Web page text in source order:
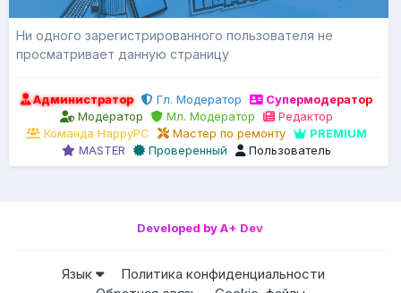
Ни одного зарегистрированного пользователя не
просматривает данную страницу
Администратор Гл. Модератор
Супермодератор
Модератор
Мл. Модератор
Редактор
Команда HappyPC
Мастер по ремонту
PREMIUM
MASTER
Проверенный Пользователь
Developed by A+ Dev
Язык
Политика конфиденциальности